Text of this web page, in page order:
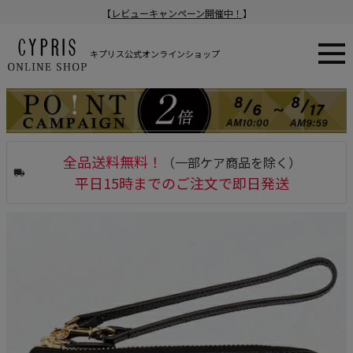
【 レビューキャンペーン開催中！ 】
キプリス公式オンラインショップ
全品送料無料！ （一部ケア商品を除く）
平日15時までのご注文で即日発送